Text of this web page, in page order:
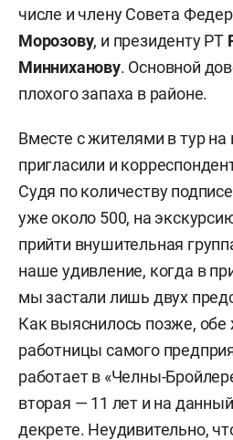
числе и члену Совета
Морозову, и президенту РТ
Минниханову. Основной
плохого запаха в районе.
Вместе с жителями в тур на
пригласили и
Судя по количеству
уже около 500, на
прийти внушительная
наше удивление, когда в
мы застали лишь двух
Как выяснилось позже,
работницы самого
работает в «Челны-
вторая — 11 лет и на
декрете. Неудивительно,